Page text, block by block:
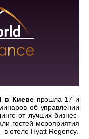
в Киевепрошла 17 и
об управлении
от лучших бизнес-
гостей мероприятия
в отеле Hyatt Regency.